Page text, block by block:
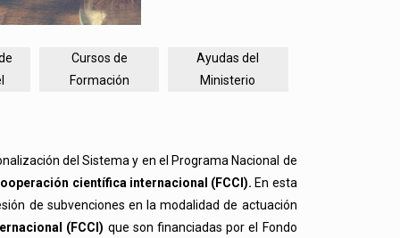
Cursos de
Formación
Ayudas del
Ministerio
del Sistema y en el Programa Nacional de
científica internacional (FCCI). En esta
de subvenciones en la modalidad de actuación
(FCCI) que son financiadas por el Fondo